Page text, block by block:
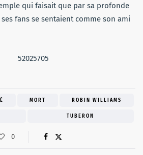
qui faisait que par sa profonde
fans se sentaient comme son ami
MORT ROBIN WILLIAMS
TUBERON
0